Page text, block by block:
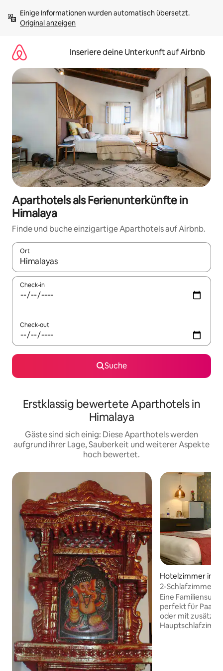
Inhalten
springenOriginal anzeigen
Inseriere deine Unterkunft auf Airbnb
Aparthotels als Ferienunterkünfte in
Himalaya
Finde und buche einzigartige Aparthotels auf Airbnb.
Ort
Wenn Ergebnisse verfügbar sind, navigiere mit den
Check-in
Check-out
Suche
Erstklassig bewertete Aparthotels in
Himalaya
Gäste sind sich einig: Diese Aparthotels werden
aufgrund ihrer Lage, Sauberkeit und weiterer Aspekte
hoch bewertet.
Hotelzimmer in
2-Schlafzimmer-
Eine
perfekt für Paare
oder mit